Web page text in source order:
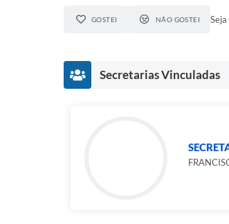
GOSTEI NÃO GOSTEI
Secretarias Vinculadas